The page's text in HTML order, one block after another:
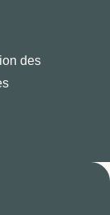
des